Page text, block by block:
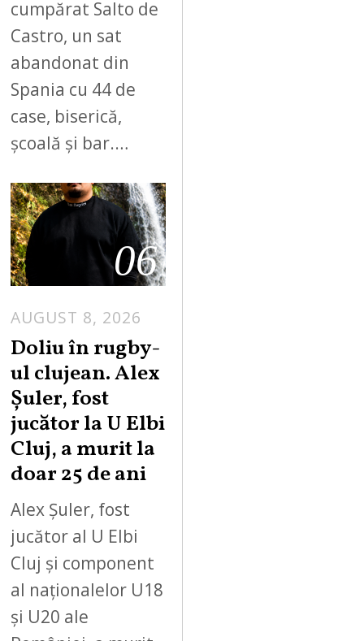
cumpărat Salto de
Castro, un sat
abandonat din
Spania cu 44 de
case, biserică,
școală și bar.…
06
AUGUST 8, 2026
Doliu în rugby-
ul clujean. Alex
Șuler, fost
jucător la U Elbi
Cluj, a murit la
doar 25 de ani
Alex Șuler, fost
jucător al U Elbi
Cluj și component
al naționalelor U18
și U20 ale